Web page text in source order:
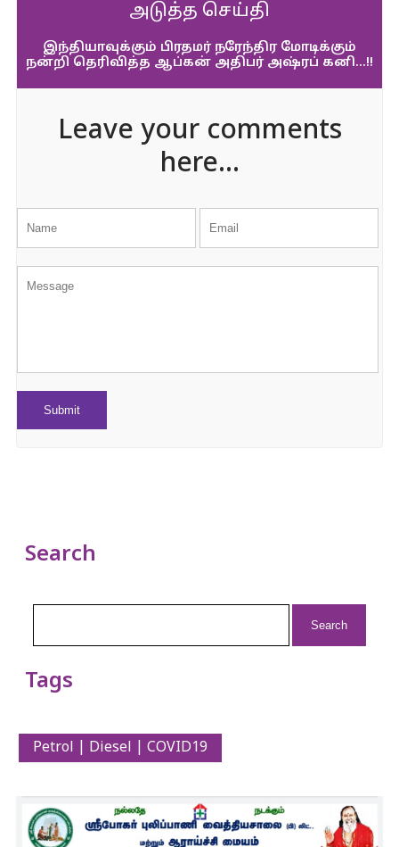
அடுத்த செய்தி
இந்தியாவுக்கும் பிரதமர் நரேந்திர மோடிக்கும்
நன்றி தெரிவித்த ஆப்கன் அதிபர் அஷ்ரப் கனி…!!
Leave your comments
here...
Search
Tags
Petrol | Diesel | COVID19